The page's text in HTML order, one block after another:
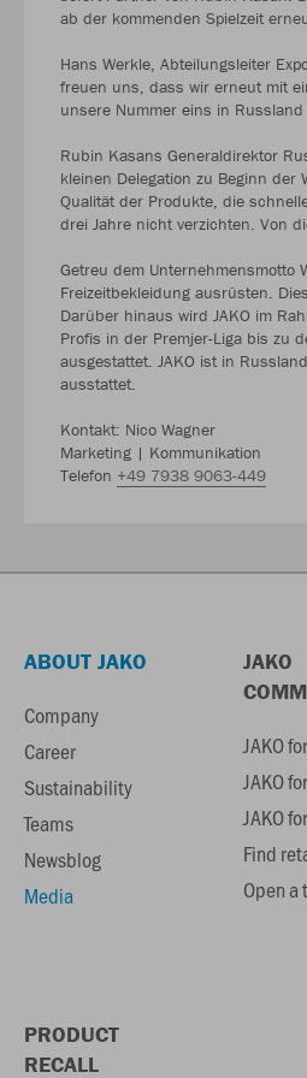
ab der kommenden Spielzeit
Hans Werkle, Abteilungsleiter
freuen uns, dass wir erneut mit
unsere Nummer eins in
Rubin Kasans Generaldirektor
kleinen Delegation zu Beginn der
Qualität der Produkte, die
drei Jahre nicht verzichten. Von
Getreu dem Unternehmensmotto
Freizeitbekleidung ausrüsten.
Darüber hinaus wird JAKO im
Profis in der Premjer-Liga bis zu
ausgestattet. JAKO ist in
ausstattet.
Kontakt: Nico Wagner
Marketing | Kommunikation
Telefon +49 7938 9063-449
ABOUT JAKO
Company
Career
Sustainability
Teams
Newsblog
Media
JAKO
JAKO
JAKO
JAKO
Find
Open a
PRODUCT
RECALL